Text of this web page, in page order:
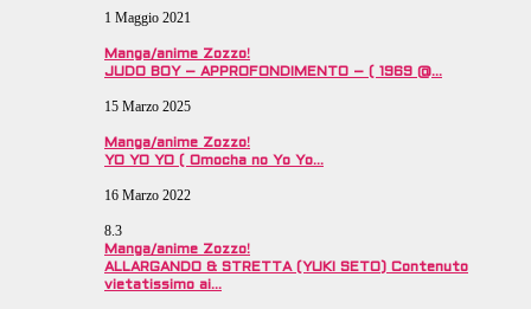
1 Maggio 2021
Manga/anime Zozzo!
JUDO BOY – APPROFONDIMENTO – ( 1969 @…
15 Marzo 2025
Manga/anime Zozzo!
YO YO YO ( Omocha no Yo Yo…
16 Marzo 2022
8.3
Manga/anime Zozzo!
ALLARGANDO & STRETTA (YUKI SETO) Contenuto
vietatissimo ai…